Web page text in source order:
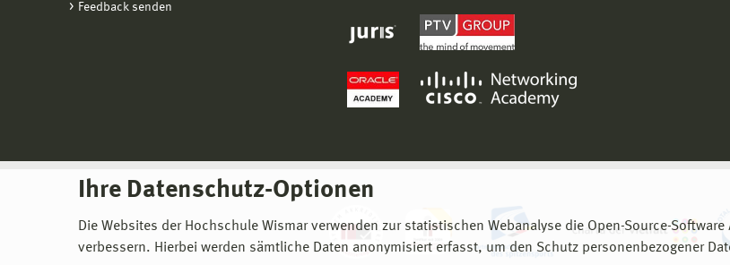
Ihre Datenschutz-Optionen
Die Websites der Hochschule Wismar verwenden zur statistischen Webanalyse die Open-Source-Software
verbessern. Hierbei werden sämtliche Daten anonymisiert erfasst, um den Schutz personenbezogener
Feedback senden